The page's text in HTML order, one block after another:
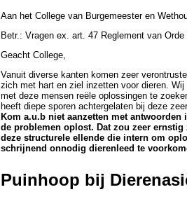
Aan het College van Burgemeester en
Betr.: Vragen ex. art. 47
Geacht College,
Vanuit diverse kanten komen zeer
zich met hart en ziel inzetten voor dieren.
met deze mensen reële oplossingen te
heeft diepe sporen achtergelaten bij deze
Kom a.u.b niet aanzetten met
de problemen oplost. Dat zou zeer
deze structurele ellende die intern om
schrijnend onnodig dierenleed te
Puinhoop bij